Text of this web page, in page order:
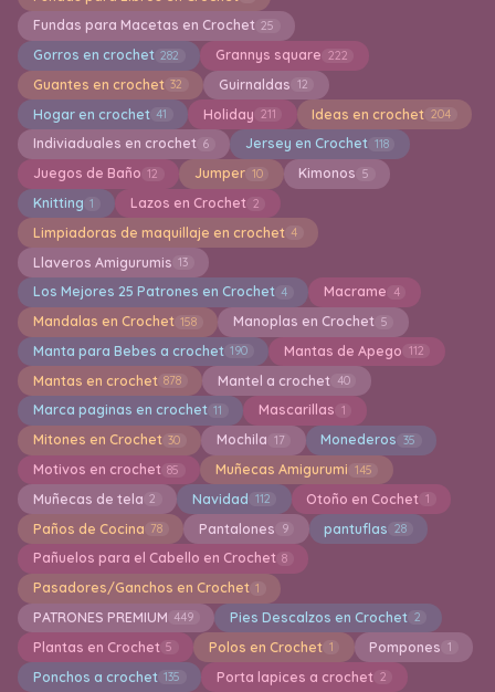
Fundas para Macetas en Crochet 25
Gorros en crochet 282 Grannys square 222
Guantes en crochet 32 Guirnaldas 12
Hogar en crochet 41 Holiday 211 Ideas en crochet 204
Indiviaduales en crochet 6 Jersey en Crochet 118
Juegos de Baño 12 Jumper 10 Kimonos 5
Knitting 1 Lazos en Crochet 2
Limpiadoras de maquillaje en crochet 4
Llaveros Amigurumis 13
Los Mejores 25 Patrones en Crochet 4 Macrame 4
Mandalas en Crochet 158 Manoplas en Crochet 5
Manta para Bebes a crochet 190 Mantas de Apego 112
Mantas en crochet 878 Mantel a crochet 40
Marca paginas en crochet 11 Mascarillas 1
Mitones en Crochet 30 Mochila 17 Monederos 35
Motivos en crochet 85 Muñecas Amigurumi 145
Muñecas de tela 2 Navidad 112 Otoño en Cochet 1
Paños de Cocina 78 Pantalones 9 pantuflas 28
Pañuelos para el Cabello en Crochet 8
Pasadores/Ganchos en Crochet 1
PATRONES PREMIUM 449 Pies Descalzos en Crochet 2
Plantas en Crochet 5 Polos en Crochet 1 Pompones 1
Ponchos a crochet 135 Porta lapices a crochet 2